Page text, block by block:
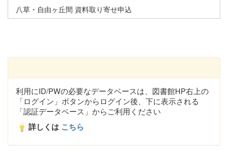
八草・自由ヶ丘間 資料取り寄せ申込
利用にID/PWの必要なデータベースは、図書館HP右上の
「ログイン」ボタンからログイン後、下に表示される
「認証データベース」からご利用ください
詳しくは こちら